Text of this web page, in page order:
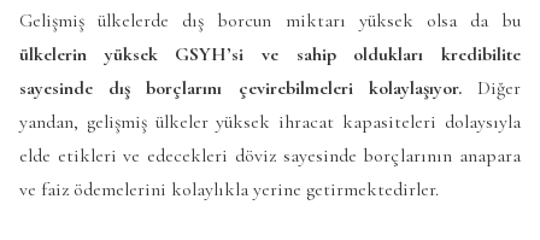
Gelişmiş ülkelerde dış borcun miktarı yüksek olsa da bu
ülkelerin yüksek GSYH’si ve sahip oldukları kredibilite
sayesinde dış borçlarını çevirebilmeleri kolaylaşıyor. Diğer
yandan, gelişmiş ülkeler yüksek ihracat kapasiteleri dolaysıyla
elde etikleri ve edecekleri döviz sayesinde borçlarının anapara
ve faiz ödemelerini kolaylıkla yerine getirmektedirler.